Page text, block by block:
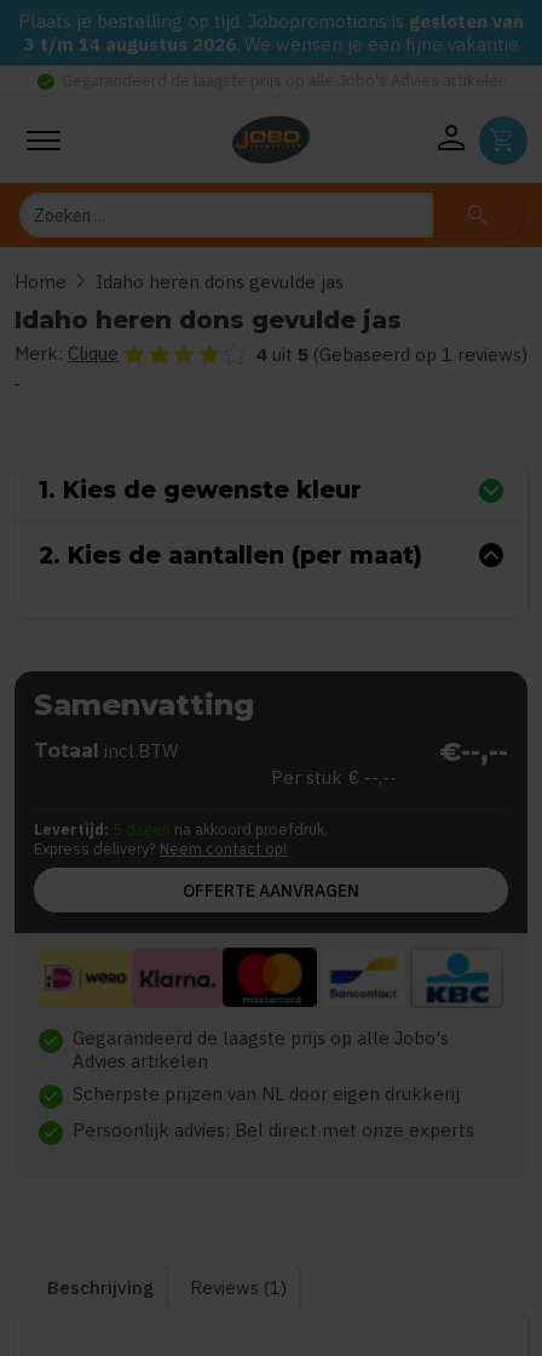
Plaats je bestelling op tijd. Jobopromotions is gesloten van
3 t/m 14 augustus 2026. We wensen je een fijne vakantie
check_circle
person shopping_cart
Zoeken search
Home chevron_right Idaho heren dons gevulde jas
Idaho heren dons gevulde jas
Merk: Clique De beoordeling van dit product is4 van de 5
4 uit 5 (Gebaseerd op 1 reviews)
1. Kies de gewenste kleur
2. Kies de aantallen (per maat)
Samenvatting
Totaal incl.BTW €--,--
Per stuk € --,--
Levertijd: 5 dagen na akkoord proefdruk
Express delivery? Neem contact op!
OFFERTE AANVRAGEN
check Gegarandeerd de laagste prijs op alle Jobo's
Advies artikelen
check Scherpste prijzen van NL door eigen drukkerij
check Persoonlijk advies: Bel direct met onze experts
Beschrijving Reviews (1)